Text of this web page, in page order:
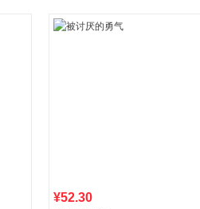
¥52.30